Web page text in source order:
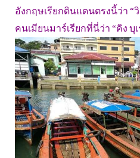
อังกฤษเรียกดินแดนตรงนี้ว่า “
คนเมียนมาร์เรียกที่นี่ว่า “คิง บุ